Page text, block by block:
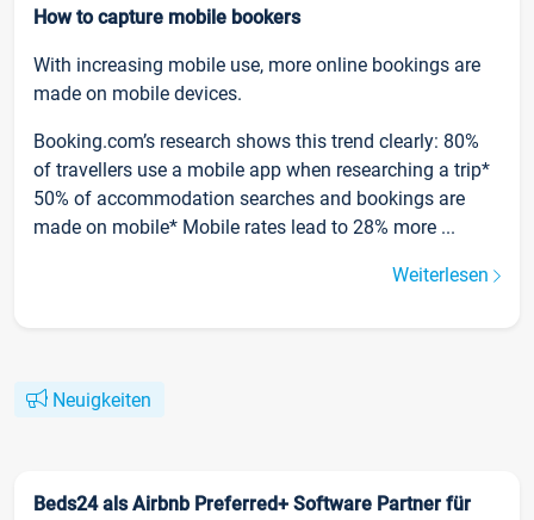
How to capture mobile bookers
With increasing mobile use, more online bookings are
made on mobile devices.
Booking.com’s research shows this trend clearly: 80%
of travellers use a mobile app when researching a trip*
50% of accommodation searches and bookings are
made on mobile* Mobile rates lead to 28% more ...
Weiterlesen
Neuigkeiten
Beds24 als Airbnb Preferred+ Software Partner für